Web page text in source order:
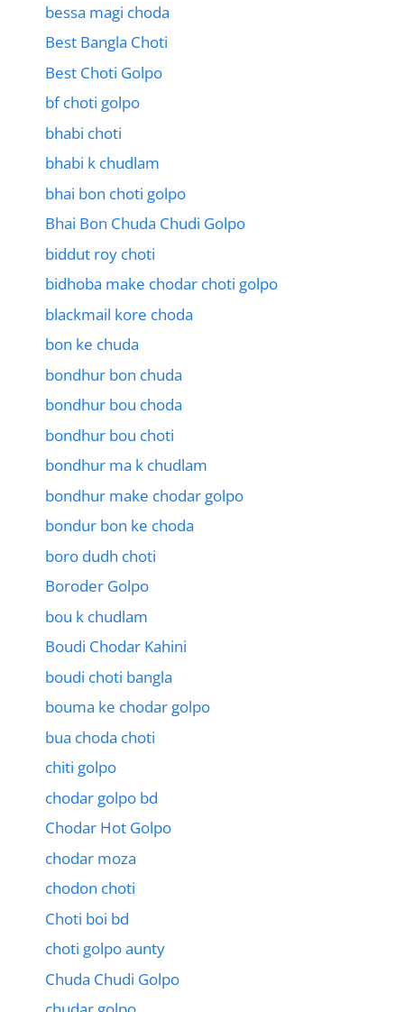
bessa magi choda
Best Bangla Choti
Best Choti Golpo
bf choti golpo
bhabi choti
bhabi k chudlam
bhai bon choti golpo
Bhai Bon Chuda Chudi Golpo
biddut roy choti
bidhoba make chodar choti golpo
blackmail kore choda
bon ke chuda
bondhur bon chuda
bondhur bou choda
bondhur bou choti
bondhur ma k chudlam
bondhur make chodar golpo
bondur bon ke choda
boro dudh choti
Boroder Golpo
bou k chudlam
Boudi Chodar Kahini
boudi choti bangla
bouma ke chodar golpo
bua choda choti
chiti golpo
chodar golpo bd
Chodar Hot Golpo
chodar moza
chodon choti
Choti boi bd
choti golpo aunty
Chuda Chudi Golpo